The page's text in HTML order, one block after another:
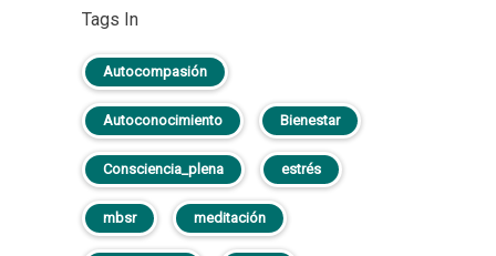
Tags In
Autocompasión
Autoconocimiento Bienestar
Consciencia_plena estrés
mbsr meditación